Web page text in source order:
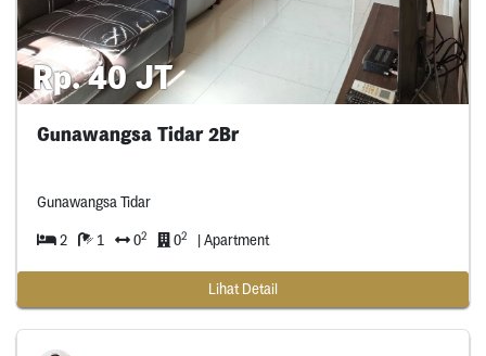
Rp. 40 JT
Gunawangsa Tidar 2Br
Gunawangsa Tidar
2 1 02 02 | Apartment
Lihat Detail